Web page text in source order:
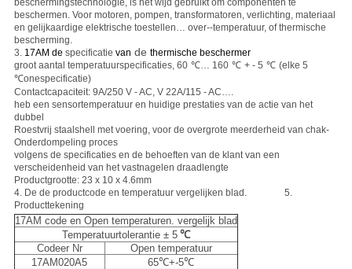
beschermingstechnologie, is het wijd gebruikt om componenten te
beschermen. Voor motoren, pompen, transformatoren, verlichting, materiaal
en gelijkaardige elektrische toestellen… over--temperatuur, of thermische
bescherming.
3. 17AM de specificatie van de thermische beschermer
groot aantal temperatuurspecificaties, 60 ℃… 160 ℃ + - 5 ℃ (elke 5
℃onespecificatie)
Contactcapaciteit: 9A/250 V - AC, V 22A/115 - AC….
heb een sensortemperatuur en huidige prestaties van de actie van het
dubbel
Roestvrij staalshell met voering, voor de overgrote meerderheid van chak-
Onderdompeling proces
volgens de specificaties en de behoeften van de klant van een
verscheidenheid van het vastnagelen draadlengte
Productgrootte: 23 x 10 x 4.6mm
4. De de productcode en temperatuur vergelijken blad. 5.
Producttekening
17AM code en Open temperaturen. vergelijk blad
Temperatuurtolerantie ± 5 ℃
Codeer Nr
Open temperatuur
17AM020A5
65℃+-5℃